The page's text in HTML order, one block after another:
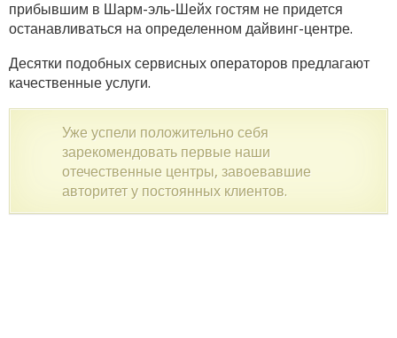
прибывшим в Шарм-эль-Шейх гостям не придется
останавливаться на определенном дайвинг-центре.
Десятки подобных сервисных операторов предлагают
качественные услуги.
Уже успели положительно себя
зарекомендовать первые наши
отечественные центры, завоевавшие
авторитет у постоянных клиентов.